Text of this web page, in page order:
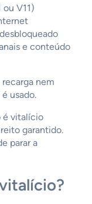
V11)
e conteúdo
nem
usado.
é vitalício
garantido.
parar a